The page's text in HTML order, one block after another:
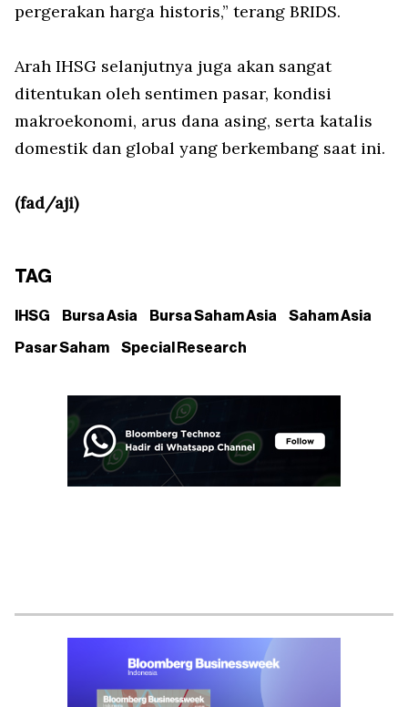
pergerakan harga historis,” terang BRIDS.
Arah IHSG selanjutnya juga akan sangat
ditentukan oleh sentimen pasar, kondisi
makroekonomi, arus dana asing, serta katalis
domestik dan global yang berkembang saat ini.
(fad/aji)
TAG
IHSG Bursa Asia Bursa Saham Asia Saham Asia
Pasar Saham Special Research